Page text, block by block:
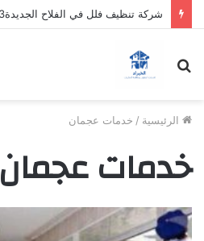
الرئيسية / خدمات عجمان
خدمات عجمان